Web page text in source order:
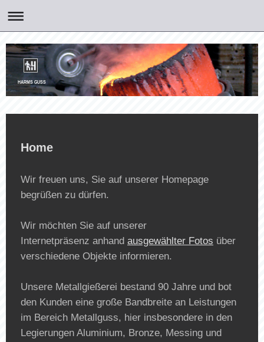
HARMS GUSS
Home
Wir freuen uns, Sie auf unserer Homepage
begrüßen zu dürfen.
Wir möchten Sie auf unserer
Internetpräsenz anhand ausgewählter Fotos über
verschiedene Objekte informieren.
Unsere Metallgießerei bestand 90 Jahre und bot
den Kunden eine große Bandbreite an Leistungen
im Bereich Metallguss, hier insbesondere in den
Legierungen Aluminium, Bronze, Messing und